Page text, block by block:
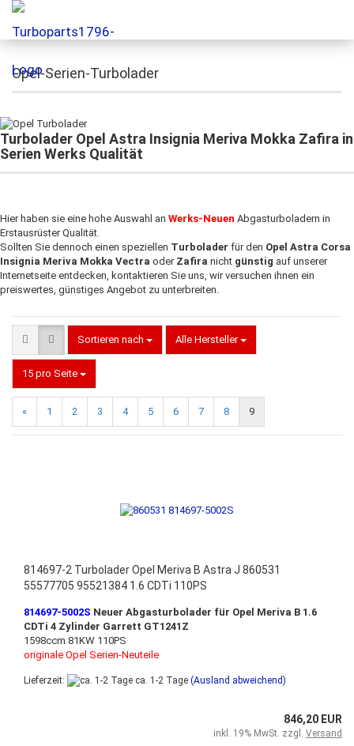
Opel-Serien-Turbolader
Turbolader Opel Astra Insignia Meriva Mokka Zafira in
Serien Werks Qualität
Hier haben sie eine hohe Auswahl an Werks-Neuen Abgasturboladern in
Erstausrüster Qualität.
Sollten Sie dennoch einen speziellen Turbolader für den Opel Astra Corsa
Insignia Meriva Mokka Vectra oder Zafira nicht günstig auf unserer
Internetseite entdecken, kontaktieren Sie uns, wir versuchen ihnen ein
preiswertes, günstiges Angebot zu unterbreiten.
Sortieren nach Alle Hersteller
15 pro Seite
« 1 2 3 4 5 6 7 8 9
814697-2 Turbolader Opel Meriva B Astra J 860531
55577705 95521384 1.6 CDTi 110PS
814697-5002S Neuer Abgasturbolader für Opel Meriva B 1.6
CDTi 4 Zylinder Garrett GT1241Z
1598ccm 81KW 110PS
originale Opel Serien-Neuteile
Lieferzeit: ca. 1-2 Tage (Ausland abweichend)
846,20 EUR
inkl. 19% MwSt. zzgl. Versand